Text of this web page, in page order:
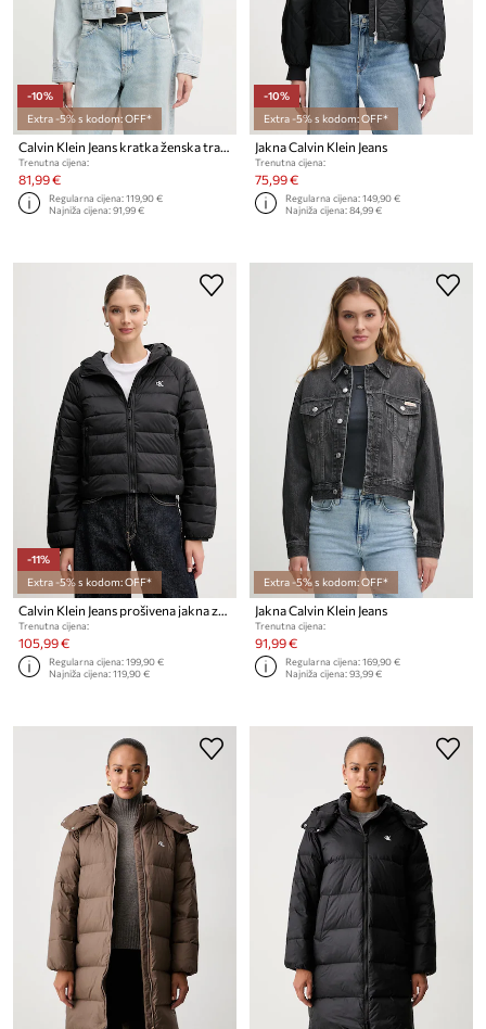
-10%
Extra -5% s kodom: OFF*
Trenutna cijena:
81,99 €
Regularna cijena:119,90 €
Najniža cijena:91,99 €
-10%
Extra -5% s kodom: OFF*
Jakna Calvin Klein Jeans
Trenutna cijena:
75,99 €
Regularna cijena:149,90 €
Najniža cijena:84,99 €
-11%
Extra -5% s kodom: OFF*
Calvin Klein Jeans prošivena jakna za žene
Trenutna cijena:
105,99 €
Regularna cijena:199,90 €
Najniža cijena:119,90 €
Extra -5% s kodom: OFF*
Jakna Calvin Klein Jeans
Trenutna cijena:
91,99 €
Regularna cijena:169,90 €
Najniža cijena:93,99 €